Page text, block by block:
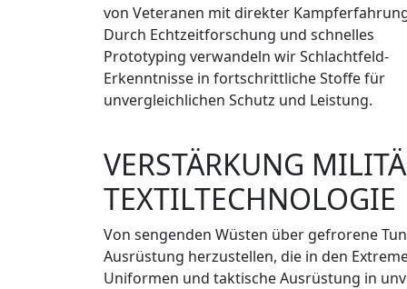
von Veteranen mit direkter
Durch Echtzeitforschung und schnelles
Prototyping verwandeln wir Schlachtfeld-
Erkenntnisse in fortschrittliche Stoffe für
unvergleichlichen Schutz und Leistung.
VERSTÄRKUNG
TEXTILTECHNOLOGIE
Von sengenden Wüsten über gefrorene
Ausrüstung herzustellen, die in den
Uniformen und taktische Ausrüstung in